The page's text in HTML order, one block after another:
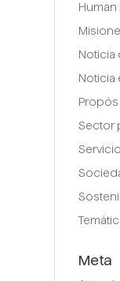
Human
Noticia
Noticia
Propós
Sector
Meta